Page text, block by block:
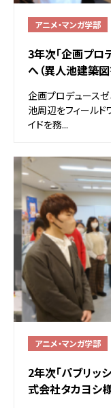
アニメ・マンガ学部
3年次「企画プロ
へ（異人池建築
企画プロデュース
池周辺をフィール
イドを務...
アニメ・マンガ学部
2年次「パブリッ
式会社タカヨシ様